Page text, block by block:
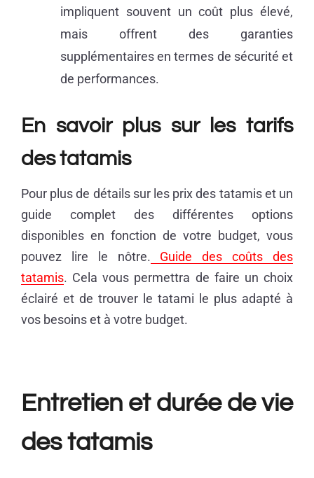
impliquent souvent un coût plus élevé,
mais offrent des garanties
supplémentaires en termes de sécurité et
de performances.
En savoir plus sur les tarifs
des tatamis
Pour plus de détails sur les prix des tatamis et un
guide complet des différentes options
disponibles en fonction de votre budget, vous
pouvez lire le nôtre.
Guide des coûts des
tatamis. Cela vous permettra de faire un choix
éclairé et de trouver le tatami le plus adapté à
vos besoins et à votre budget.
Entretien et durée de vie
des tatamis